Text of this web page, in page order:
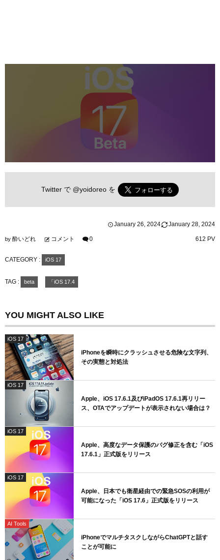
Twitter で @yoidoreo を
January 26,2024 January 28, 2024
by 酔いどれ コメント 0 612 PV
CATEGORY : iOS 17
TAG : beta 「iOS 17.4
YOU MIGHT ALSO LIKE
iOS 17
iPhoneを瞬時にクラッシュさせる危険な文字列、
その実態と対処法
iOS 17
Apple、iOS 17.6.1及びiPadOS 17.6.1再リリー
ス、OTAでアップデートが表示されない場合は？
iOS 17
Apple、高度なデータ保護のバグ修正を含む「iOS
17.6.1」正式版をリリース
iOS 17
Apple、日本でも衛星経由での緊急SOSの利用が
可能になった「iOS 17.6」正式版をリリース
AI Tools
iPhoneでマルチタスクしながらChatGPTと話す
ことが可能に